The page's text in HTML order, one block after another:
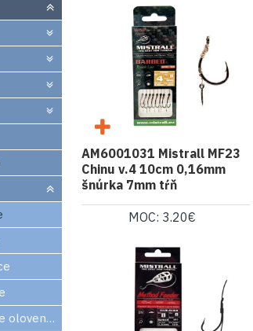
Kamatsu - kaprové nadväzce olovenka
AM6001031 Mistrall MF23
Chinu v.4 10cm 0,16mm
šnúrka 7mm tŕň
MOC: 3.20€